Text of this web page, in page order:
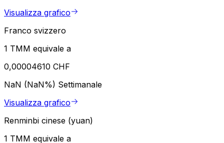
Visualizza grafico
Franco svizzero
1 TMM equivale a
0,00004610 CHF
NaN (NaN%) Settimanale
Visualizza grafico
Renminbi cinese (yuan)
1 TMM equivale a